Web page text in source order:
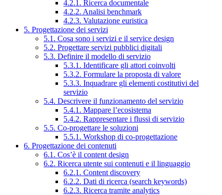
4.2.1. Ricerca documentale
4.2.2. Analisi benchmark
4.2.3. Valutazione euristica
5. Progettazione dei servizi
5.1. Cosa sono i servizi e il service design
5.2. Progettare servizi pubblici digitali
5.3. Definire il modello di servizio
5.3.1. Identificare gli attori coinvolti
5.3.2. Formulare la proposta di valore
5.3.3. Inquadrare gli elementi costitutivi del
servizio
5.4. Descrivere il funzionamento del servizio
5.4.1. Mappare l’ecosistema
5.4.2. Rappresentare i flussi di servizio
5.5. Co-progettare le soluzioni
5.5.1. Workshop di co-progettazione
6. Progettazione dei contenuti
6.1. Cos’è il content design
6.2. Ricerca utente sui contenuti e il linguaggio
6.2.1. Content discovery
6.2.2. Dati di ricerca (search keywords)
6.2.3. Ricerca tramite analytics